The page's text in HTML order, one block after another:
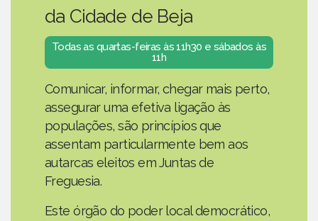
da Cidade de Beja
Todas as quartas-feiras às 11h30 e sábados às
11h
Comunicar, informar, chegar mais perto,
assegurar uma efetiva ligação às
populações, são princípios que
assentam particularmente bem aos
autarcas eleitos em Juntas de
Freguesia.
Este órgão do poder local democrático,